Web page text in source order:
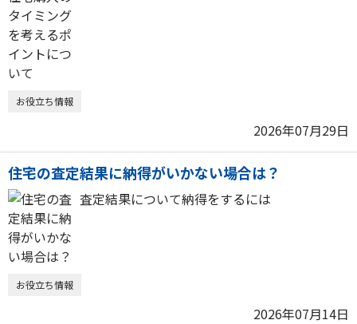
お役立ち情報
2026年07月29日
住宅の査定結果に納得がいかない場合は？
査定結果について納得をするには
お役立ち情報
2026年07月14日